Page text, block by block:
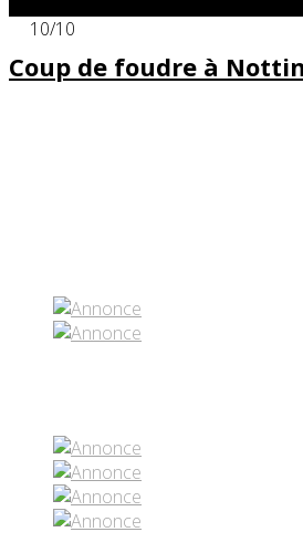
10/10
Coup de foudre à